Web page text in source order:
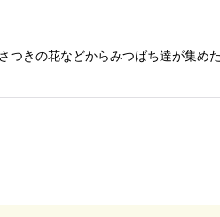
きの花などからみつばち達が集